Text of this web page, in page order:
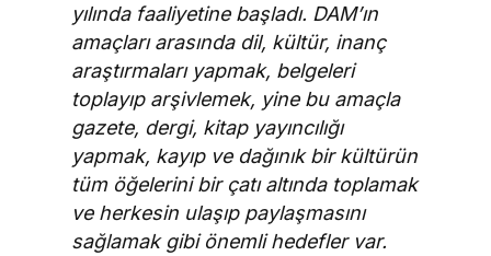
yılında faaliyetine başladı. DAM’ın
amaçları arasında dil, kültür, inanç
araştırmaları yapmak, belgeleri
toplayıp arşivlemek, yine bu amaçla
gazete, dergi, kitap yayıncılığı
yapmak, kayıp ve dağınık bir kültürün
tüm öğelerini bir çatı altında toplamak
ve herkesin ulaşıp paylaşmasını
sağlamak gibi önemli hedefler var.